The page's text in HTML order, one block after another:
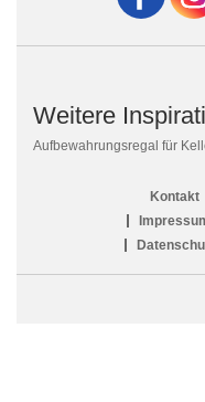
Weitere
Aufbewahrungsregal für
Kontakt